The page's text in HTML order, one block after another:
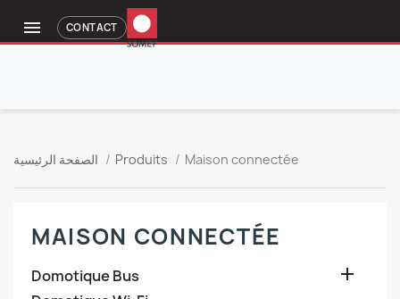
 CONTACT
الصفحة الرئيسية Produits Maison connectée
MAISON CONNECTÉE
Domotique Bus 